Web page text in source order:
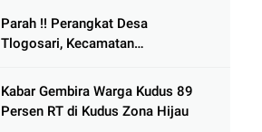
Parah !! Perangkat Desa
Tlogosari, Kecamatan
Rumah dari BAZNAS
Kabar Gembira Warga Kudus 89
Persen RT di Kudus Zona Hijau